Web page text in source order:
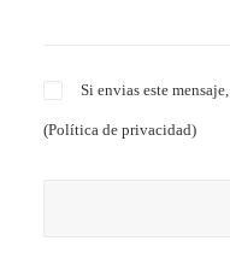
Si envias este
(Política de privacidad)